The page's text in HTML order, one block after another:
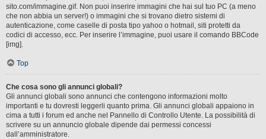
sito.com/immagine.gif. Non puoi inserire immagini che hai sul tuo PC (a meno
che non abbia un server!) o immagini che si trovano dietro sistemi di
autenticazione, come caselle di posta tipo yahoo o hotmail, siti protetti da
codici di accesso, ecc. Per inserire l’immagine, puoi usare il comando BBCode
[img].
Top
Che cosa sono gli annunci globali?
Gli annunci globali sono annunci che contengono informazioni molto
importanti e tu dovresti leggerli quanto prima. Gli annunci globali appaiono in
cima a tutti i forum ed anche nel Pannello di Controllo Utente. La possibilità di
scrivere su un annuncio globale dipende dai permessi concessi
dall’amministratore.